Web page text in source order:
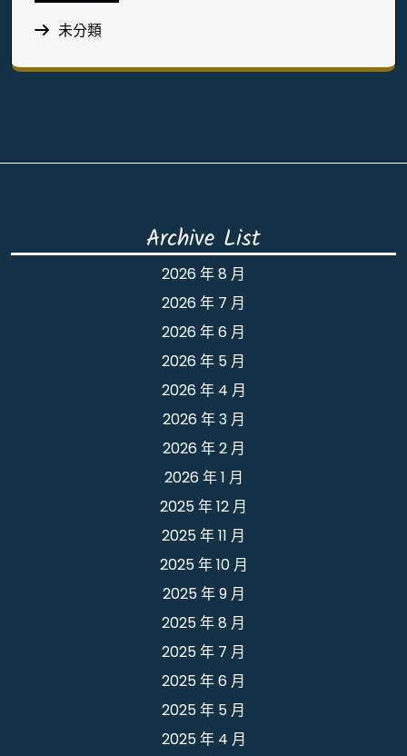
未分類
Archive List
2026 年 8 月
2026 年 7 月
2026 年 6 月
2026 年 5 月
2026 年 4 月
2026 年 3 月
2026 年 2 月
2026 年 1 月
2025 年 12 月
2025 年 11 月
2025 年 10 月
2025 年 9 月
2025 年 8 月
2025 年 7 月
2025 年 6 月
2025 年 5 月
2025 年 4 月